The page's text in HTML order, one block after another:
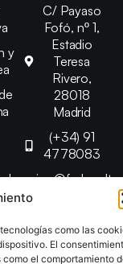
como las
El
el comportamiento
y
C/ Payaso
Fofó, nº 1,
Estadio
Teresa
Rivero,
28018
Madrid
(+34) 91
4778083
Tenis de Mesa |